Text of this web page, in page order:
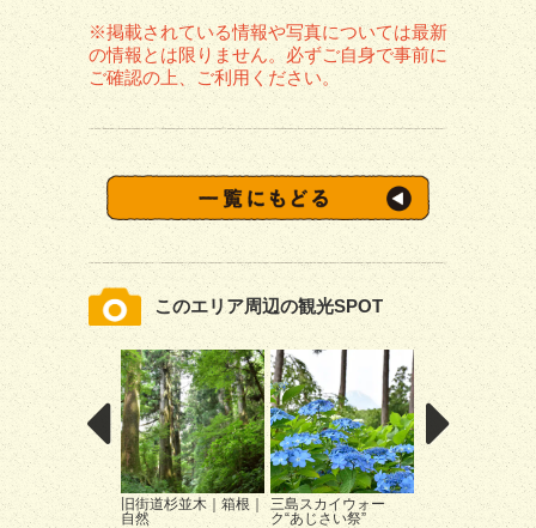
※掲載されている情報や写真については最新
の情報とは限りません。必ずご自身で事前に
ご確認の上、ご利用ください。
このエリア周辺の観光SPOT
旧街道杉並木｜箱根｜
自然
三島スカイウォー
ク“あじさい祭”
宝鏡寺 もみじラ
アップ